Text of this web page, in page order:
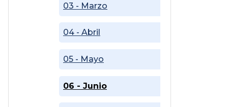
03 - Marzo
04 - Abril
05 - Mayo
06 - Junio